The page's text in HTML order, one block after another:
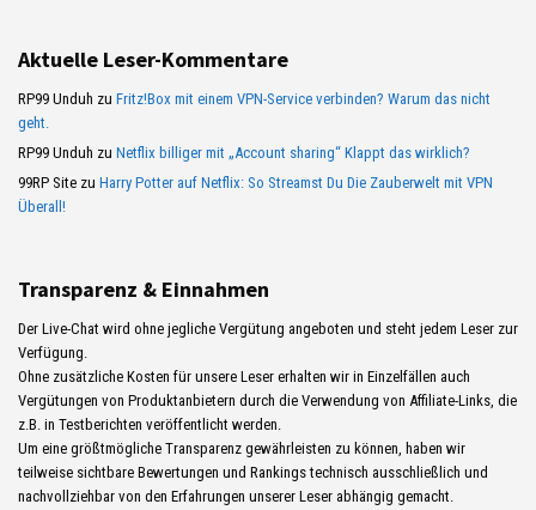
Aktuelle Leser-Kommentare
RP99 Unduh zu Fritz!Box mit einem VPN-Service verbinden? Warum das nicht
geht.
RP99 Unduh zu Netflix billiger mit „Account sharing“ Klappt das wirklich?
99RP Site zu Harry Potter auf Netflix: So Streamst Du Die Zauberwelt mit VPN
Überall!
Transparenz & Einnahmen
Der Live-Chat wird ohne jegliche Vergütung angeboten und steht jedem Leser zur
Verfügung.
Ohne zusätzliche Kosten für unsere Leser erhalten wir in Einzelfällen auch
Vergütungen von Produktanbietern durch die Verwendung von Affiliate-Links, die
z.B. in Testberichten veröffentlicht werden.
Um eine größtmögliche Transparenz gewährleisten zu können, haben wir
teilweise sichtbare Bewertungen und Rankings technisch ausschließlich und
nachvollziehbar von den Erfahrungen unserer Leser abhängig gemacht.